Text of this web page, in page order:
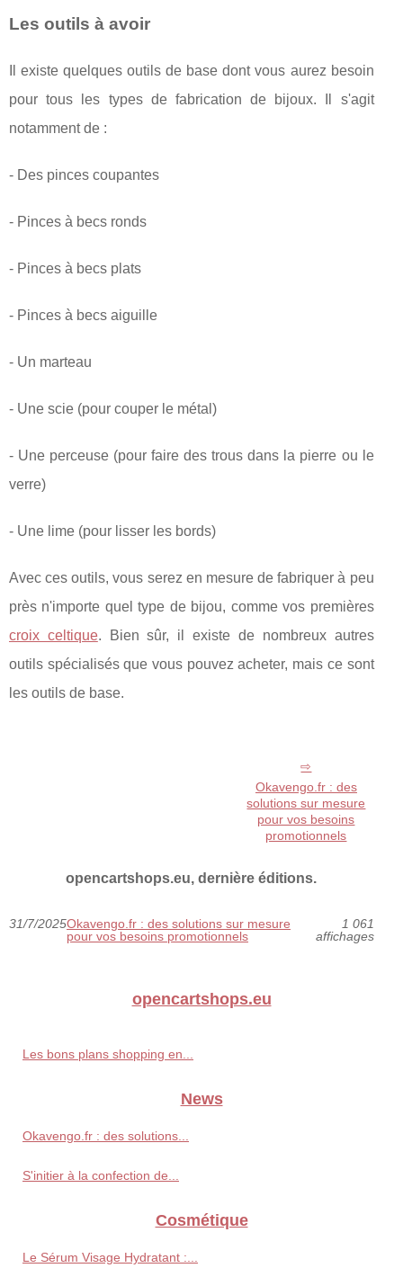
Les outils à avoir
Il existe quelques outils de base dont vous aurez besoin
pour tous les types de fabrication de bijoux. Il s'agit
notamment de :
- Des pinces coupantes
- Pinces à becs ronds
- Pinces à becs plats
- Pinces à becs aiguille
- Un marteau
- Une scie (pour couper le métal)
- Une perceuse (pour faire des trous dans la pierre ou le
verre)
- Une lime (pour lisser les bords)
Avec ces outils, vous serez en mesure de fabriquer à peu
près n'importe quel type de bijou, comme vos premières
croix celtique. Bien sûr, il existe de nombreux autres
outils spécialisés que vous pouvez acheter, mais ce sont
les outils de base.
Okavengo.fr : des
solutions sur mesure
pour vos besoins
promotionnels
opencartshops.eu, dernière éditions.
31/7/2025Okavengo.fr : des solutions sur mesure
pour vos besoins promotionnels
1 061
affichages
opencartshops.eu
Les bons plans shopping en...
News
Okavengo.fr : des solutions...
S'initier à la confection de...
Cosmétique
Le Sérum Visage Hydratant :...